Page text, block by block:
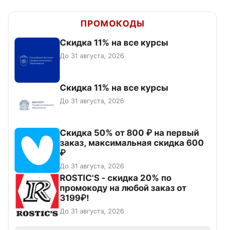
ПРОМОКОДЫ
Скидка 11% на все курсы
До 31 августа, 2026
Скидка 11% на все курсы
До 31 августа, 2026
Скидка 50% от 800 ₽ на первый
заказ, максимальная скидка 600
₽
До 31 августа, 2026
ROSTIC'S - скидка 20% по
промокоду на любой заказ от
3199₽!
До 31 августа, 2026